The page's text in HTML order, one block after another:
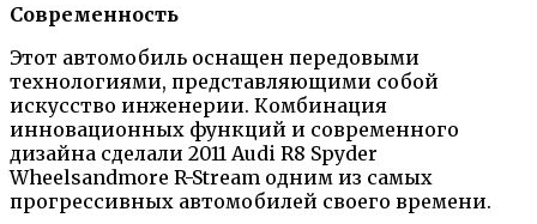
Современность
Этот автомобиль оснащен передовыми
технологиями, представляющими собой
искусство инженерии. Комбинация
инновационных функций и современного
дизайна сделали 2011 Audi R8 Spyder
Wheelsandmore R-Stream одним из самых
прогрессивных автомобилей своего времени.